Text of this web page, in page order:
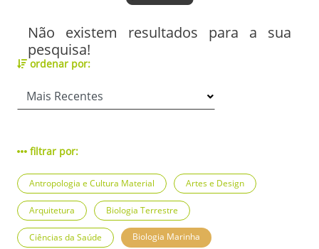
Não existem resultados para a sua
pesquisa!
ordenar por:
filtrar por:
Antropologia e Cultura Material Artes e Design
Arquitetura Biologia Terrestre
Ciências da Saúde Biologia Marinha